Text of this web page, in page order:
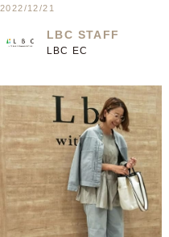
2022/12/21
LBC STAFF
LBC EC